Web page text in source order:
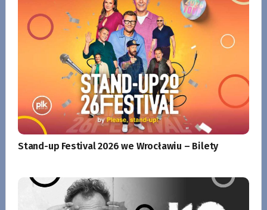
Stand-up Festival 2026 we Wrocławiu – Bilety